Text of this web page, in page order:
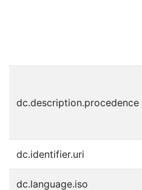
dc.description.procedence
dc.identifier.uri
dc.language.iso